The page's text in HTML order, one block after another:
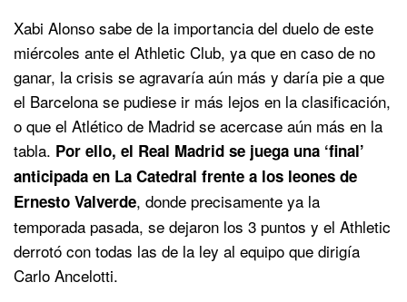
Xabi Alonso sabe de la importancia del duelo de este
miércoles ante el Athletic Club, ya que en caso de no
ganar, la crisis se agravaría aún más y daría pie a que
el Barcelona se pudiese ir más lejos en la clasificación,
o que el Atlético de Madrid se acercase aún más en la
tabla. Por ello, el Real Madrid se juega una ‘final’
anticipada en La Catedral frente a los leones de
Ernesto Valverde, donde precisamente ya la
temporada pasada, se dejaron los 3 puntos y el Athletic
derrotó con todas las de la ley al equipo que dirigía
Carlo Ancelotti.